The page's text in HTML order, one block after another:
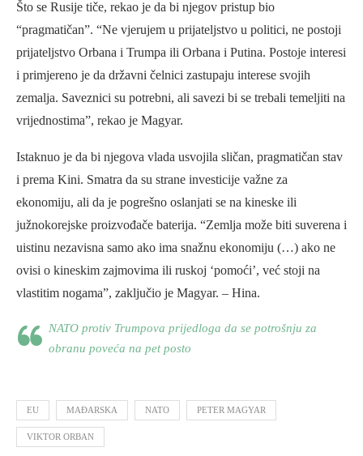
Što se Rusije tiče, rekao je da bi njegov pristup bio
“pragmatičan”. “Ne vjerujem u prijateljstvo u politici, ne postoji
prijateljstvo Orbana i Trumpa ili Orbana i Putina. Postoje interesi
i primjereno je da državni čelnici zastupaju interese svojih
zemalja. Saveznici su potrebni, ali savezi bi se trebali temeljiti na
vrijednostima”, rekao je Magyar.
Istaknuo je da bi njegova vlada usvojila sličan, pragmatičan stav
i prema Kini. Smatra da su strane investicije važne za
ekonomiju, ali da je pogrešno oslanjati se na kineske ili
južnokorejske proizvođače baterija. “Zemlja može biti suverena i
uistinu nezavisna samo ako ima snažnu ekonomiju (…) ako ne
ovisi o kineskim zajmovima ili ruskoj ‘pomoći’, već stoji na
vlastitim nogama”, zaključio je Magyar. – Hina.
NATO protiv Trumpova prijedloga da se potrošnju za
obranu poveća na pet posto
EU MAĐARSKA NATO PETER MAGYAR
VIKTOR ORBAN